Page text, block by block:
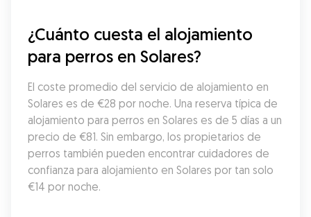
¿Cuánto cuesta el alojamiento
para perros en Solares?
El coste promedio del servicio de alojamiento en
Solares es de €28 por noche. Una reserva típica de
alojamiento para perros en Solares es de 5 días a un
precio de €81. Sin embargo, los propietarios de
perros también pueden encontrar cuidadores de
confianza para alojamiento en Solares por tan solo
€14 por noche.